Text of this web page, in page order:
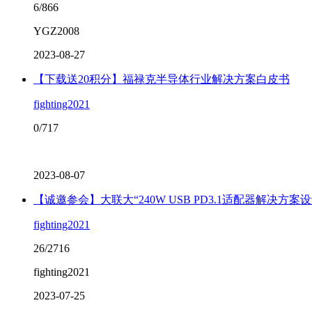
6/866
YGZ2008
2023-08-27
【下载送20积分】福禄克半导体行业解决方案白皮书
fighting2021
0/717
2023-08-07
【诚邀参会】大联大“240W USB PD3.1适配器解决方案
fighting2021
26/2716
fighting2021
2023-07-25